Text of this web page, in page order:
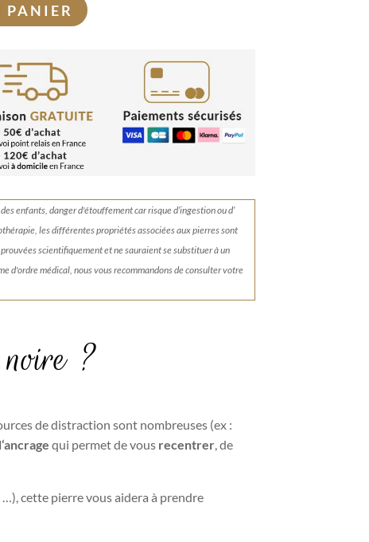
PANIER
enfants, danger d'étouffement car risque d’ingestion ou d’
les différentes propriétés associées aux pierres sont
scientifiquement et ne sauraient se substituer à un
d'ordre médical, nous vous recommandons de consulter votre
?
de distraction sont nombreuses (ex :
qui permet de vous recentrer, de
cette pierre vous aidera à prendre